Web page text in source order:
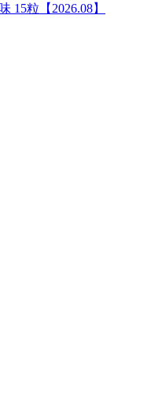
15粒【2026.08】